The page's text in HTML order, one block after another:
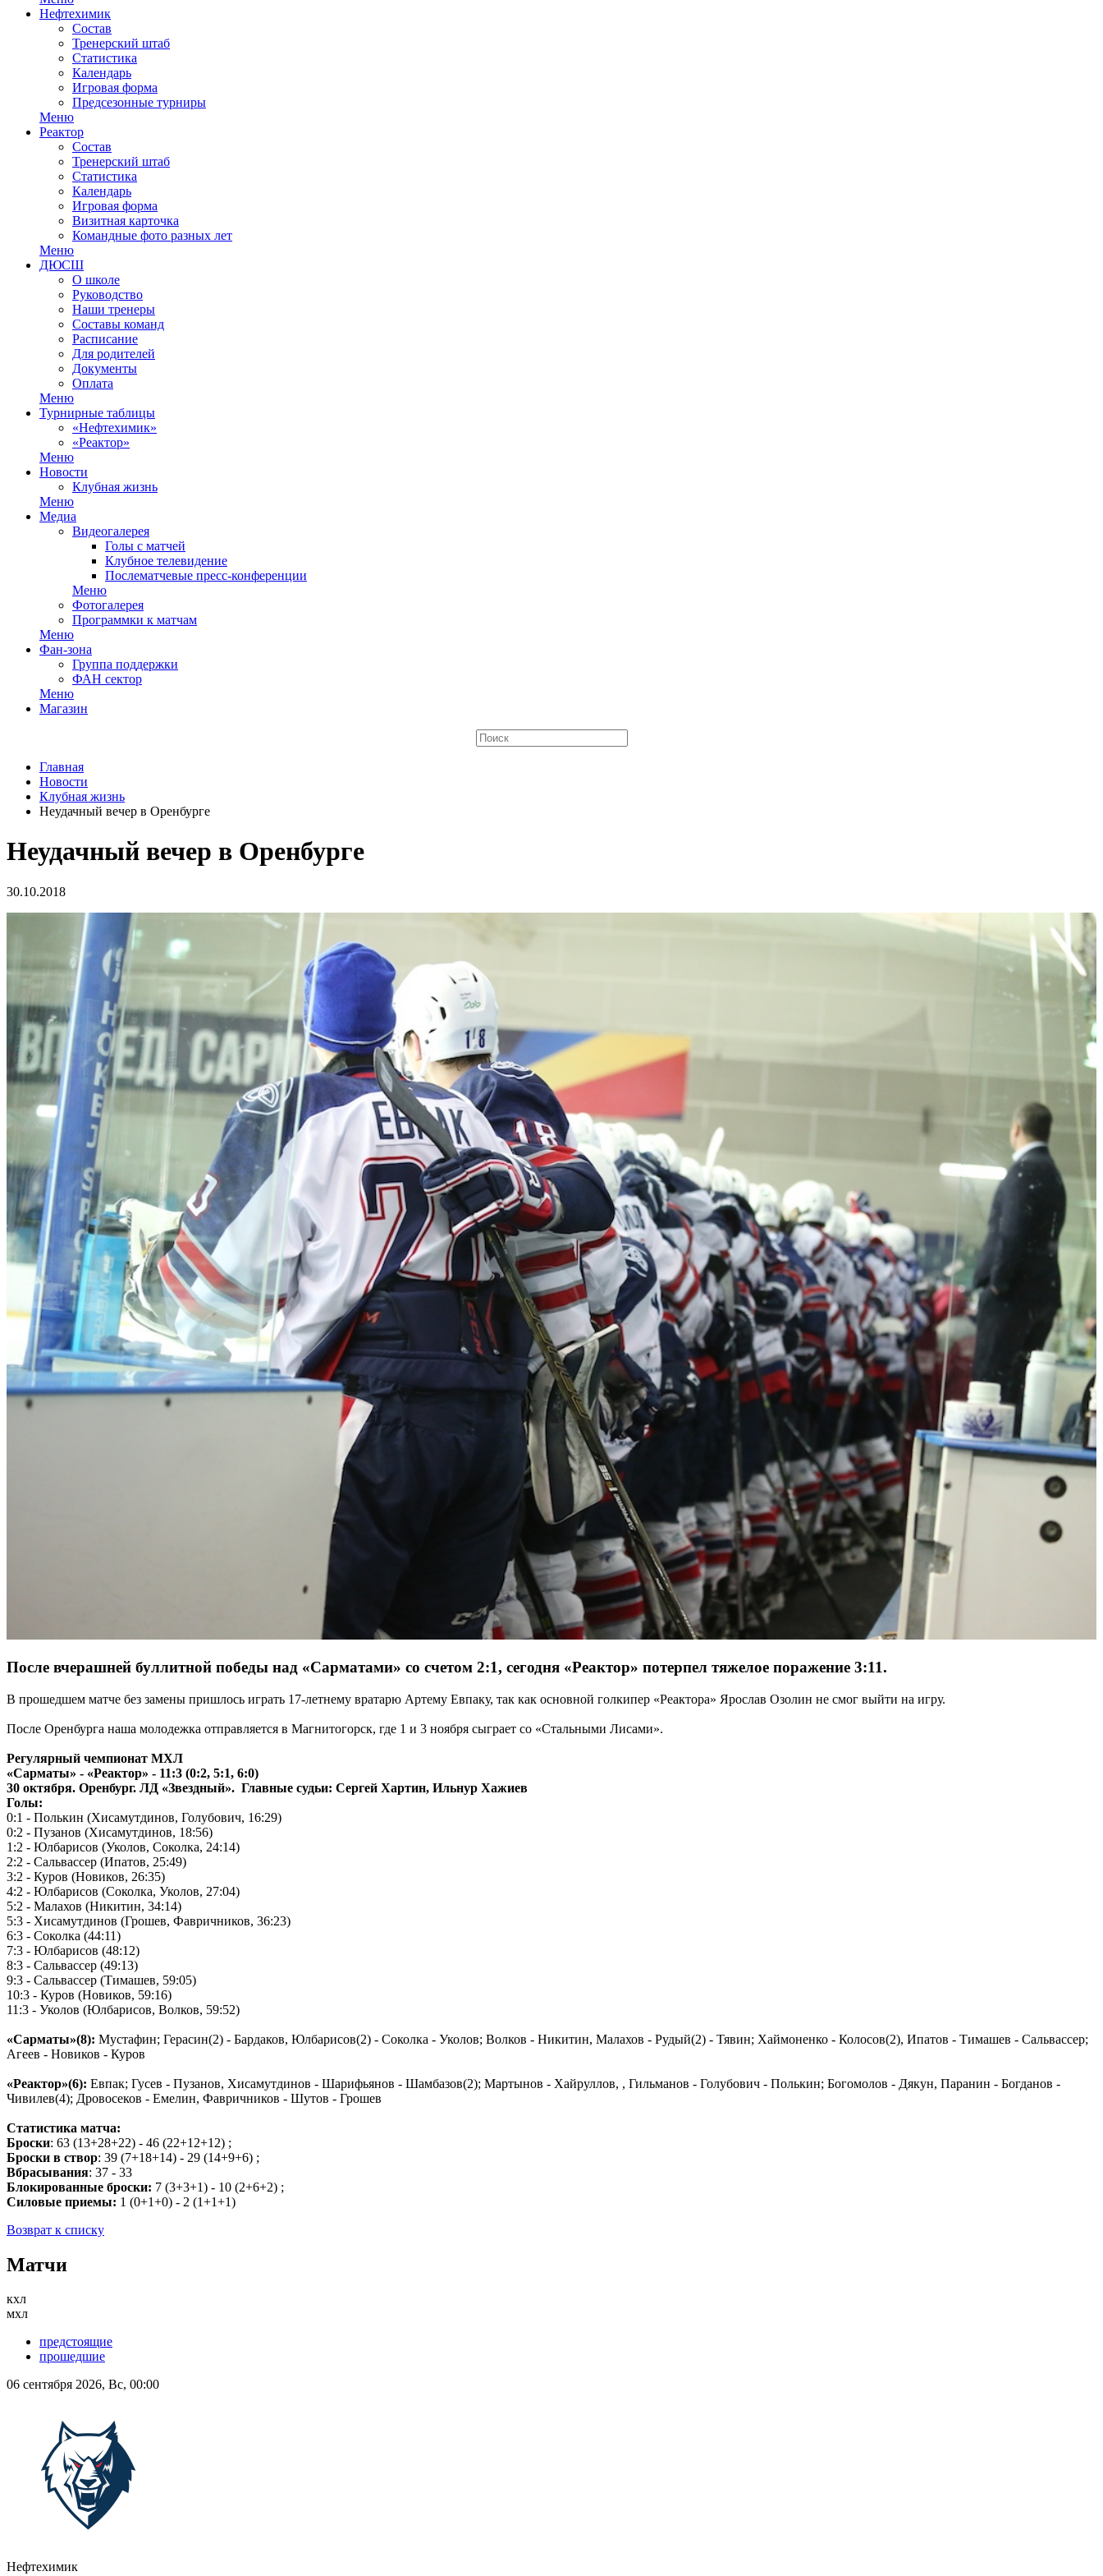
Нефтехимик
Состав
Тренерский штаб
Статистика
Календарь
Игровая форма
Предсезонные турниры
Меню
Реактор
Состав
Тренерский штаб
Статистика
Календарь
Игровая форма
Визитная карточка
Командные фото разных лет
Меню
ДЮСШ
О школе
Руководство
Наши тренеры
Составы команд
Расписание
Для родителей
Документы
Оплата
Меню
Турнирные таблицы
«Нефтехимик»
«Реактор»
Меню
Новости
Клубная жизнь
Меню
Медиа
Видеогалерея
Голы с матчей
Клубное телевидение
Послематчевые пресс-конференции
Меню
Фотогалерея
Программки к матчам
Меню
Фан-зона
Группа поддержки
ФАН сектор
Меню
Магазин
Главная
Новости
Клубная жизнь
Неудачный вечер в Оренбурге
Неудачный вечер в Оренбурге
30.10.2018
После вчерашней буллитной победы над «Сарматами» со счетом 2:1, сегодня «Реактор» потерпел тяжелое поражение 3:11.
В прошедшем матче без замены пришлось играть 17-летнему вратарю Артему Евпаку, так как основной голкипер «Реактора» Ярослав Озолин не смог выйти на игру.
После Оренбурга наша молодежка отправляется в Магнитогорск, где 1 и 3 ноября сыграет со «Стальными Лисами».
Регулярный чемпионат МХЛ
«Сарматы» - «Реактор» - 11:3 (0:2, 5:1, 6:0)
30 октября. Оренбург. ЛД «Звездный». Главные судьи: Сергей Хартин, Ильнур Хажиев
Голы:
0:1 - Полькин (Хисамутдинов, Голубович, 16:29)
0:2 - Пузанов (Хисамутдинов, 18:56)
1:2 - Юлбарисов (Уколов, Соколка, 24:14)
2:2 - Сальвассер (Ипатов, 25:49)
3:2 - Куров (Новиков, 26:35)
4:2 - Юлбарисов (Соколка, Уколов, 27:04)
5:2 - Малахов (Никитин, 34:14)
5:3 - Хисамутдинов (Грошев, Фавричников, 36:23)
6:3 - Соколка (44:11)
7:3 - Юлбарисов (48:12)
8:3 - Сальвассер (49:13)
9:3 - Сальвассер (Тимашев, 59:05)
10:3 - Куров (Новиков, 59:16)
11:3 - Уколов (Юлбарисов, Волков, 59:52)
«Сарматы»(8): Мустафин; Герасин(2) - Бардаков, Юлбарисов(2) - Соколка - Уколов; Волков - Никитин, Малахов - Рудый(2) - Тявин; Хаймоненко - Колосов(2), Ипатов - Тимашев - Сальвассер;
Агеев - Новиков - Куров
«Реактор»(6): Евпак; Гусев - Пузанов, Хисамутдинов - Шарифьянов - Шамбазов(2); Мартынов - Хайруллов, , Гильманов - Голубович - Полькин; Богомолов - Дякун, Паранин - Богданов -
Чивилев(4); Дровосеков - Емелин, Фавричников - Шутов - Грошев
Статистика матча:
Броски: 63 (13+28+22) - 46 (22+12+12) ;
Броски в створ: 39 (7+18+14) - 29 (14+9+6) ;
Вбрасывания: 37 - 33
Блокированные броски: 7 (3+3+1) - 10 (2+6+2) ;
Силовые приемы: 1 (0+1+0) - 2 (1+1+1)
Возврат к списку
Матчи
кхл
мхл
предстоящие
прошедшие
06 сентября 2026, Вс, 00:00
Нефтехимик